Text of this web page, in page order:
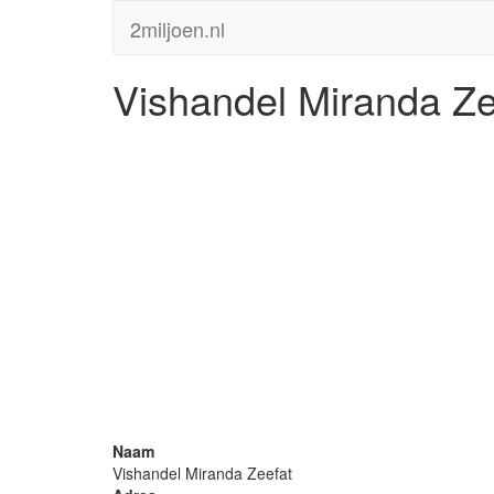
2miljoen.nl
Vishandel Miranda
Naam
Vishandel Miranda Zeefat